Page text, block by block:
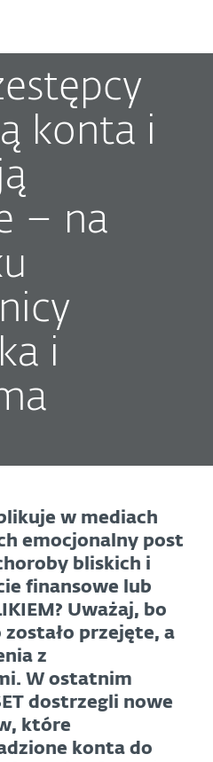
konta i
– na
i
w mediach
emocjonalny post
bliskich i
finansowe lub
Uważaj, bo
przejęte, a
z
W ostatnim
dostrzegli nowe
które
konta do